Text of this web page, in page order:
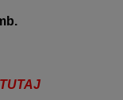
TUTAJ